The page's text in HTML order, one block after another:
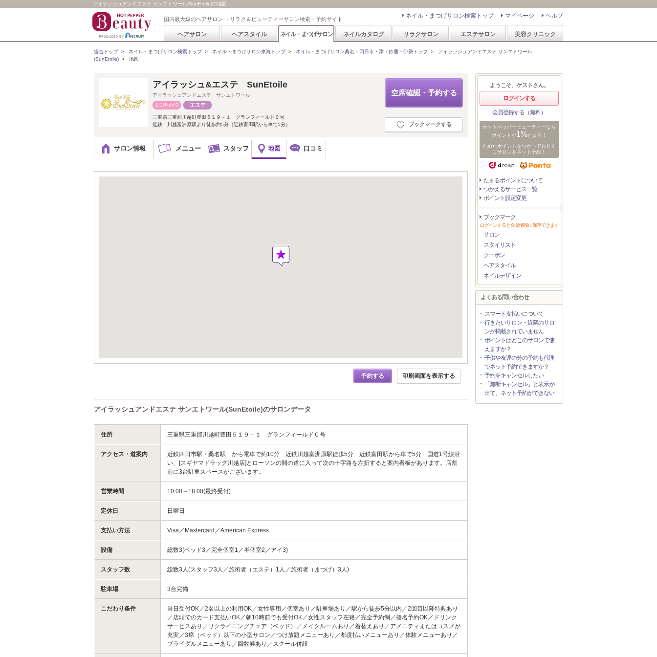
アイラッシュアンドエステ サンエトワール(SunEtoile)の地図
国内最大級のヘアサロン ・リラク＆ビューティーサロン検索・予約サイト ヘルプ
マイページ
ネイル・まつげサロン検索トップ
ヘアサロン ヘアスタイル ネイル・まつげサロン ネイルカタログ リラクサロン エステサロン 美容クリニック
総合トップ> ネイル・まつげサロン検索トップ> ネイル・まつげサロン東海トップ> ネイル・まつげサロン桑名・四日市・津・鈴鹿・伊勢トップ> アイラッシュアンドエステ サンエトワール
(SunEtoile) > 地図
空席確認・予約する
ブックマークする
アイラッシュ&エステ SunEtoile
アイラッシュアンドエステ サンエトワール
三重県三重郡川越町豊田５１９－１ グランフィールドＣ号
近鉄 川越富洲原駅より徒歩約5分（近鉄富田駅から車で5分）
サロン情報 メニュー スタッフ 地図 口コミ
予約する 印刷画面を表示する
アイラッシュアンドエステ サンエトワール(SunEtoile)のサロンデータ
住所 三重県三重郡川越町豊田５１９－１ グランフィールドＣ号
アクセス・道案内
近鉄四日市駅・桑名駅 から電車で約10分 近鉄川越富洲原駅徒歩5分 近鉄富田駅から車で5分 国道1号線沿
い、[スギヤマドラッグ川越店]とローソンの間の道に入って次の十字路を左折すると案内看板があります。店舗
前に3台駐車スペースがございます。
営業時間 10:00～18:00(最終受付)
定休日 日曜日
支払い方法 Visa／Mastercard／American Express
設備 総数3(ベッド3／完全個室1／半個室2／アイ3)
スタッフ数 総数3人(スタッフ3人／施術者（エステ）1人／施術者（まつげ）3人)
駐車場 3台完備
こだわり条件
当日受付OK／2名以上の利用OK／女性専用／個室あり／駐車場あり／駅から徒歩5分以内／2回目以降特典あり
／店頭でのカード支払いOK／朝10時前でも受付OK／女性スタッフ在籍／完全予約制／指名予約OK／ドリンク
サービスあり／リクライニングチェア（ベッド）／メイクルームあり／着替えあり／アメニティまたはコスメが
充実／3席（ベッド）以下の小型サロン／つけ放題メニューあり／都度払いメニューあり／体験メニューあり／
ブライダルメニューあり／回数券あり／スクール併設
ようこそ、ゲストさん。
ログインする
会員登録する（無料）
ホットペッパービューティーなら
ポイントが1%たまる！
ためたポイントをつかっておとく
にサロンをネット予約！
たまるポイントについて
つかえるサービス一覧
ポイント設定変更
ブックマーク
ログインすると会員情報に保存できます
サロン
スタイリスト
クーポン
ヘアスタイル
ネイルデザイン
よくある問い合わせ
スマート支払いについて
行きたいサロン・近隣のサロ
ンが掲載されていません
ポイントはどこのサロンで使
えますか？
子供や友達の分の予約も代理
でネット予約できますか？
予約をキャンセルしたい
「無断キャンセル」と表示が
出て、ネット予約ができない